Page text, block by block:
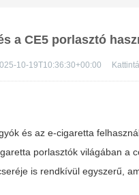
a CE5 porlasztó
10-19T10:36:30+00:00
és az e-cigaretta
porlasztók világában a
is rendkívül egyszerű,